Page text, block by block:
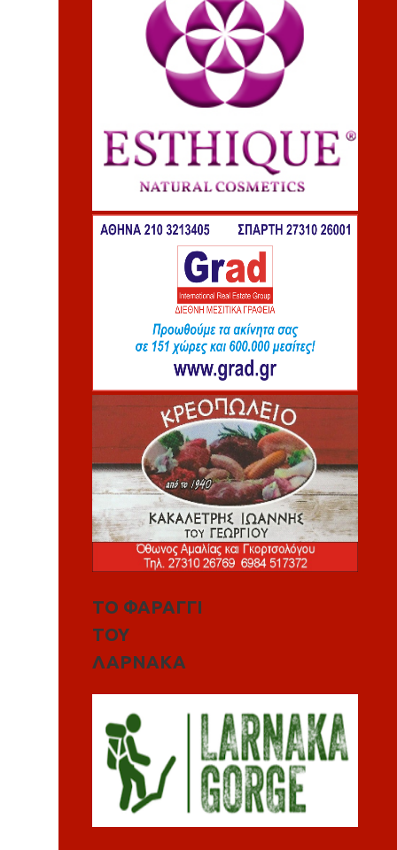
ΤΟ ΦΑΡΑΓΓΙ
ΤΟΥ
ΛΑΡΝΑΚΑ